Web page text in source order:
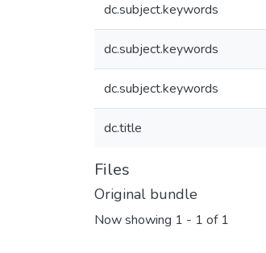
dc.subject.keywords
dc.subject.keywords
dc.subject.keywords
dc.title
Files
Original bundle
Now showing 1 - 1 of 1